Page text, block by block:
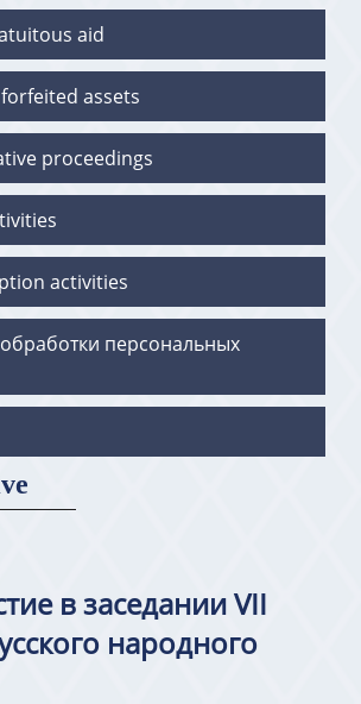
aid
assets
proceedings
activities
персональных
в заседании VII
народного